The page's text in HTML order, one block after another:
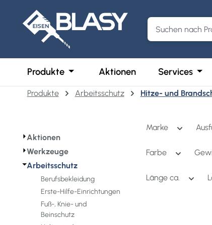
Hauptinhalt springen
Zur Suche springen
Zur Hauptnavigation springen
Produkte Öffne oder Schließe das Dropdown
Aktionen Services
Produkte Arbeitsschutz Hitze- und
⏵Aktionen
⏵Werkzeuge
⏷Arbeitsschutz
Berufsbekleidung
Erste-Hilfe-Einrichtungen
Fuß-, Knie- und
Beinschutz
Marke
Farbe
Länge ca.